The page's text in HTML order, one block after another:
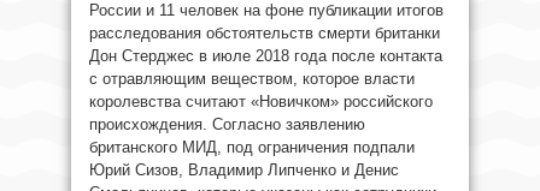
России и 11 человек на фоне публикации итогов
расследования обстоятельств смерти британки
Дон Стерджес в июле 2018 года после контакта
с отравляющим веществом, которое власти
королевства считают «Новичком» российского
происхождения. Согласно заявлению
британского МИД, под ограничения подпали
Юрий Сизов, Владимир Липченко и Денис